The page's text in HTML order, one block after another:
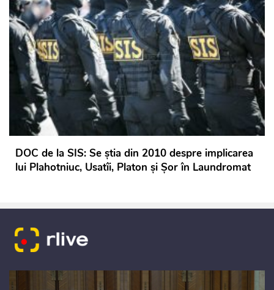
DOC de la SIS: Se știa din 2010 despre implicarea
lui Plahotniuc, Usatîi, Platon și Șor în Laundromat